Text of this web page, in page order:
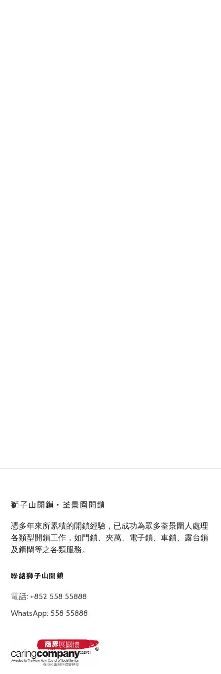
獅子山開鎖‧荃景圍開鎖
憑多年來所累積的開鎖經驗，已成功為眾多荃景圍人處理
各類型開鎖工作，如門鎖、夾萬、電子鎖、車鎖、露台鎖
及鋼閘等之各類服務。
聯絡獅子山開鎖
電話: +852 558 55888
WhatsApp: 558 55888